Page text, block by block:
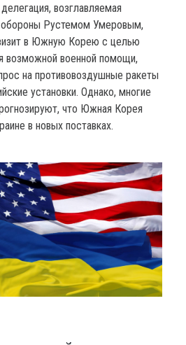
возглавляемая
Рустемом Умеровым,
в Южную Корею с целью
возможной военной помощи,
на противовоздушные ракеты
установки. Однако, многие
что Южная Корея
в новых поставках.